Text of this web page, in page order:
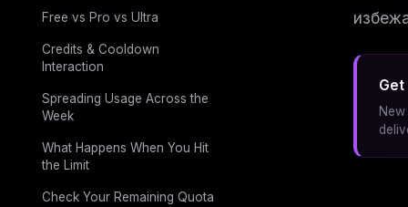
Free vs Pro vs Ultra
Credits & Cooldown
Interaction
Spreading Usage Across the
Week
What Happens When You Hit
the Limit
Check Your Remaining Quota